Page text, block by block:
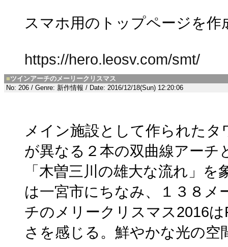
スマホ用のトップページを作
https://hero.leosv.com/smt/
■ツインアーチのメーリークリスマス
No: 206 / Genre: 新作情報 / Date: 2016/12/18(Sun) 12:20:06
メイン施設として作られた
が異なる２本の双曲線アー
「木曽三川の雄大な流れ」
は一宮市にちなみ、１３８
チのメリークリスマス2016
さを感じる。鮮やかな光の空